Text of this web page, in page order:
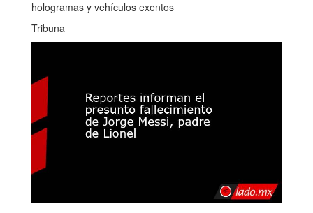
hologramas y vehículos exentos
Tribuna